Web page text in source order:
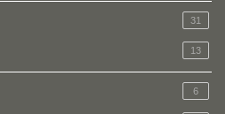
31
13
6